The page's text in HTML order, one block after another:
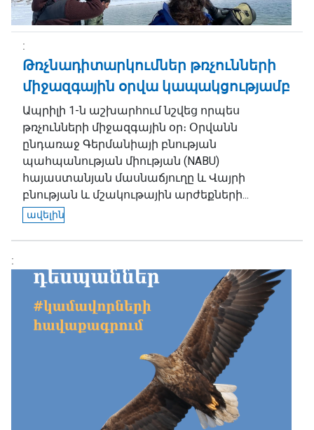
Թռչնադիտարկումներ թռչունների
միջազգային օրվա կապակցությամբ
Ապրիլի 1-ն աշխարհում նշվեց որպես
թռչունների միջազգային օր։ Օրվանն
ընդառաջ Գերմանիայի բնության
պահպանության միության (NABU)
հայաստանյան մասնաճյուղը և Վայրի
բնության և մշակութային արժեքների...
ավելին